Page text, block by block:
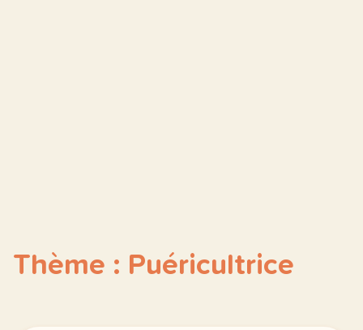
Thème : Puéricultrice